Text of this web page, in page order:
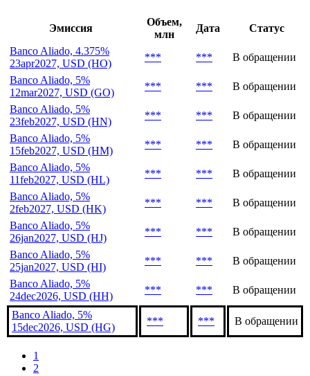
Эмиссия
Объем,
млн
Дата
Статус
Banco Aliado, 4.375%
23apr2027, USD (HO)
*** ***
В обращении
Banco Aliado, 5%
12mar2027, USD (GO)
*** ***
В обращении
Banco Aliado, 5%
23feb2027, USD (HN)
*** ***
В обращении
Banco Aliado, 5%
15feb2027, USD (HM)
*** ***
В обращении
Banco Aliado, 5%
11feb2027, USD (HL)
*** ***
В обращении
Banco Aliado, 5%
2feb2027, USD (HK)
*** ***
В обращении
Banco Aliado, 5%
26jan2027, USD (HJ)
*** ***
В обращении
Banco Aliado, 5%
25jan2027, USD (HI)
*** ***
В обращении
Banco Aliado, 5%
24dec2026, USD (HH)
*** *** В обращении
Banco Aliado, 5%
15dec2026, USD (HG)
*** *** В обращении
1
2